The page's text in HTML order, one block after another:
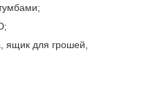
ящик для грошей,